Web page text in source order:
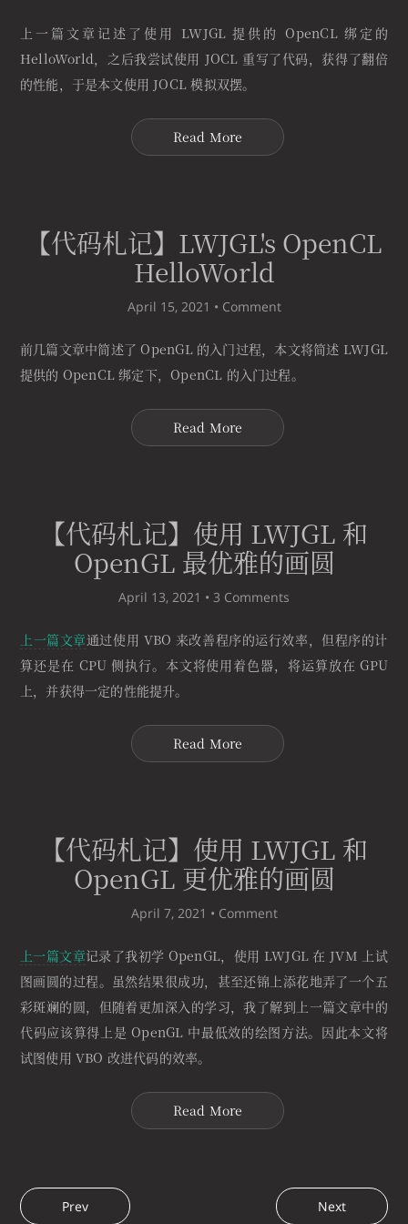
上一篇文章记述了使用 LWJGL 提供的 OpenCL 绑定的
HelloWorld，之后我尝试使用 JOCL 重写了代码，获得了翻倍
的性能，于是本文使用 JOCL 模拟双摆。
Read More
【代码札记】LWJGL's OpenCL
HelloWorld
April 15, 2021 • Comment
前几篇文章中简述了 OpenGL 的入门过程，本文将简述 LWJGL
提供的 OpenCL 绑定下，OpenCL 的入门过程。
Read More
【代码札记】使用 LWJGL 和
OpenGL 最优雅的画圆
April 13, 2021 • 3 Comments
上一篇文章通过使用 VBO 来改善程序的运行效率，但程序的计
算还是在 CPU 侧执行。本文将使用着色器，将运算放在 GPU
上，并获得一定的性能提升。
Read More
【代码札记】使用 LWJGL 和
OpenGL 更优雅的画圆
April 7, 2021 • Comment
上一篇文章记录了我初学 OpenGL，使用 LWJGL 在 JVM 上试
图画圆的过程。虽然结果很成功，甚至还锦上添花地弄了一个五
彩斑斓的圆，但随着更加深入的学习，我了解到上一篇文章中的
代码应该算得上是 OpenGL 中最低效的绘图方法。因此本文将
试图使用 VBO 改进代码的效率。
Read More
Prev Next